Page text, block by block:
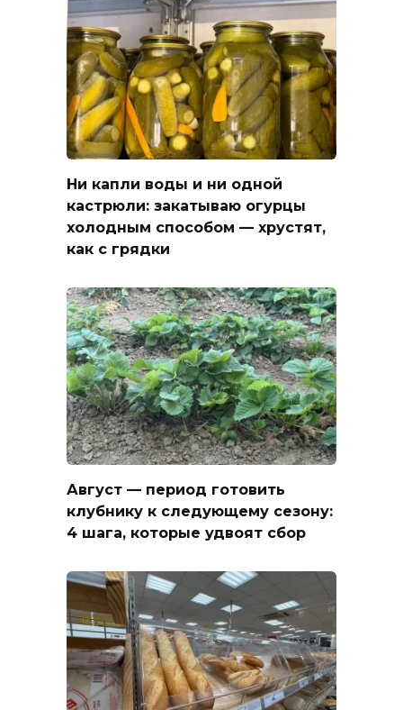
Ни капли воды и ни одной
кастрюли: закатываю огурцы
холодным способом — хрустят,
как с грядки
Август — период готовить
клубнику к следующему сезону:
4 шага, которые удвоят сбор